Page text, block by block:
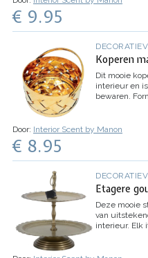
€ 9.95
Koperen
Dit mooie
interieur en
bewaren.
Door: Interior Scent by Manon
€ 8.95
Etagere
Deze mooie
van
interieur. Elk